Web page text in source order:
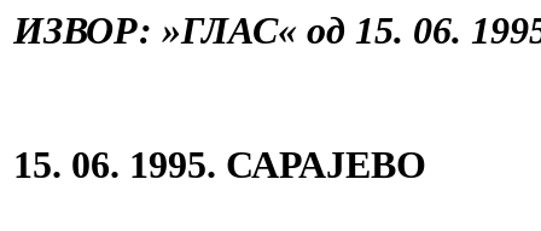
ИЗВОР: »ГЛАС« од 15. 06.
15. 06. 1995. САРАЈЕВО